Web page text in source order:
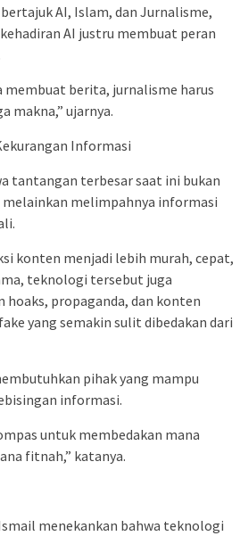
AI, Islam, dan Jurnalisme,
AI justru membuat peran
membuat berita, jurnalisme harus
makna,” ujarnya.
Informasi
tantangan terbesar saat ini bukan
melimpahnya informasi
konten menjadi lebih murah, cepat,
teknologi tersebut juga
hoaks, propaganda, dan konten
yang semakin sulit dibedakan dari
pihak yang mampu
informasi.
untuk membedakan mana
fitnah,” katanya.
menekankan bahwa teknologi